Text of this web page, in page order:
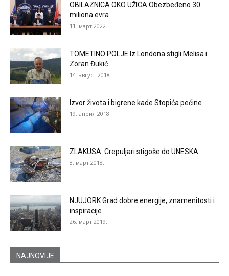
OBILAZNICA OKO UŽICA Obezbeđeno 30
miliona evra
11. март 2022.
TOMETINO POLJE Iz Londona stigli Melisa i
Zoran Đukić
14. август 2018.
Izvor života i bigrene kade Stopića pećine
19. април 2018.
ZLAKUSA: Crepuljari stigoše do UNESKA
8. март 2018.
NJUJORK Grad dobre energije, znamenitosti i
inspiracije
26. март 2019.
NAJNOVIJE